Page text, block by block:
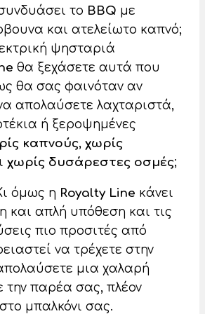
το BBQ με
και ατελείωτο καπνό;
ψησταριά
θα ξεχάσετε αυτά που
θα σας φαινόταν αν
απολαύσετε λαχταριστά,
ή ξεροψημένες
καπνούς, χωρίς
χωρίς δυσάρεστες οσμές;
όμως η Royalty Line κάνει
και απλή υπόθεση και τις
πιο προσιτές από
να τρέχετε στην
μια χαλαρή
την παρέα σας, πλέον
μπαλκόνι σας.